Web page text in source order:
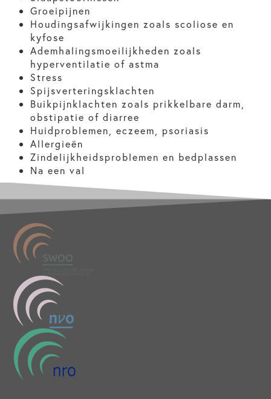
Groeipijnen
Houdingsafwijkingen zoals scoliose en
kyfose
Ademhalingsmoeilijkheden zoals
hyperventilatie of astma
Stress
Spijsverteringsklachten
Buikpijnklachten zoals prikkelbare darm,
obstipatie of diarree
Huidproblemen, eczeem, psoriasis
Allergieën
Zindelijkheidsproblemen en bedplassen
Na een val